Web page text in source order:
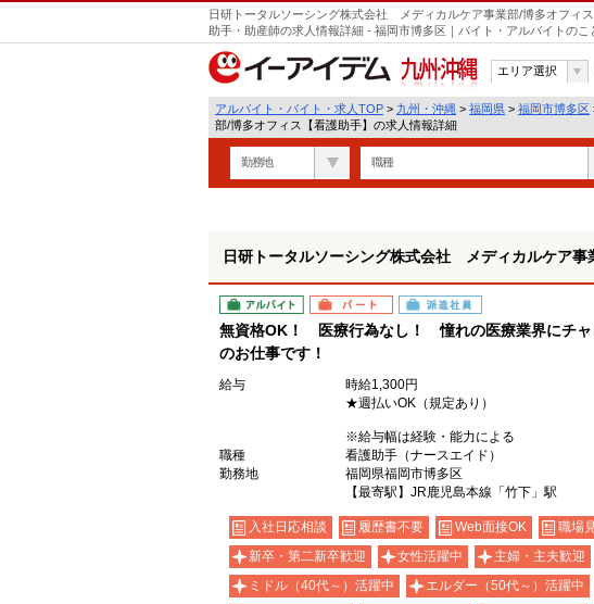
日研トータルソーシング株式会社 メディカルケア事業部/博多オフィ
助手・助産師の求人情報詳細 - 福岡市博多区｜バイト・アルバイトのこ
九州・沖縄
エリア選択
アルバイト・バイト・求人TOP > 九州・沖縄 > 福岡県 > 福岡市博多区
部/博多オフィス【看護助手】の求人情報詳細
勤務地 職種
日研トータルソーシング株式会社 メディカルケア事
アルバイト パート 派遣社員
無資格OK！ 医療行為なし！ 憧れの医療業界にチャ
のお仕事です！
給与
時給1,300円
★週払いOK（規定あり）
※給与幅は経験・能力による
職種
看護助手（ナースエイド）
勤務地
福岡県福岡市博多区
【最寄駅】JR鹿児島本線「竹下」駅
入社日応相談 履歴書不要 Web面接OK 職場
新卒・第二新卒歓迎
女性活躍中 主婦・主夫歓迎
ミドル（40代～）活躍中
エルダー（50代～）活躍中